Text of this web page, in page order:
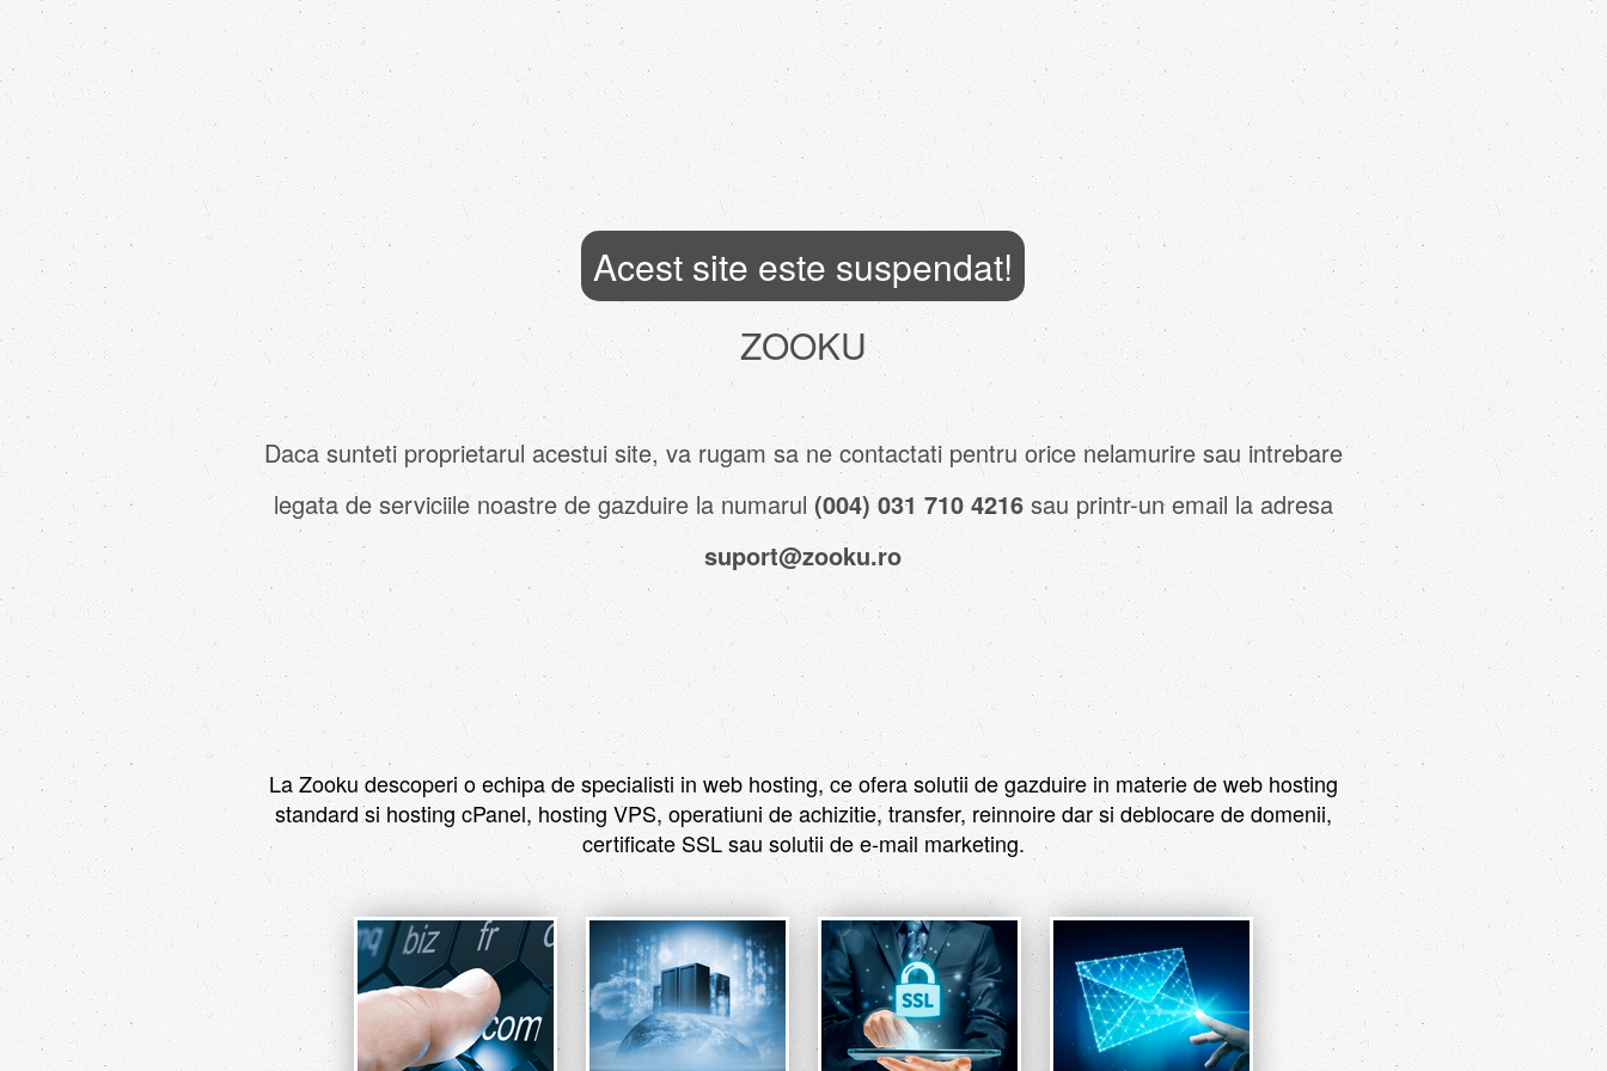
Acest site este suspendat!
ZOOKU
Daca sunteti proprietarul acestui site, va rugam sa ne contactati pentru orice nelamurire sau intrebare
legata de serviciile noastre de gazduire la numarul (004) 031 710 4216sau printr-un email la adresa
suport@zooku.ro
La Zooku descoperi o echipa de specialisti in web hosting, ce ofera solutii de gazduire in materie de web hosting
standard si hosting cPanel, hosting VPS, operatiuni de achizitie, transfer, reinnoire dar si deblocare de domenii,
certificate SSL sau solutii de e-mail marketing.